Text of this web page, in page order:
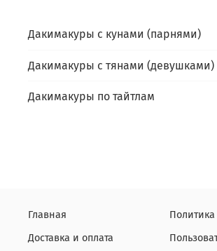
Дакимакуры с кунами (парнями)
Дакимакуры с тянами (девушками)
Дакимакуры по тайтлам
Главная
Доставка и оплата